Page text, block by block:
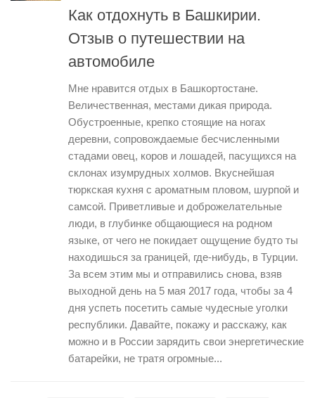
Как отдохнуть в Башкирии.
Отзыв о путешествии на
автомобиле
Мне нравится отдых в Башкортостане.
Величественная, местами дикая природа.
Обустроенные, крепко стоящие на ногах
деревни, сопровождаемые бесчисленными
стадами овец, коров и лошадей, пасущихся на
склонах изумрудных холмов. Вкуснейшая
тюркская кухня с ароматным пловом, шурпой и
самсой. Приветливые и доброжелательные
люди, в глубинке общающиеся на родном
языке, от чего не покидает ощущение будто ты
находишься за границей, где-нибудь, в Турции.
За всем этим мы и отправились снова, взяв
выходной день на 5 мая 2017 года, чтобы за 4
дня успеть посетить самые чудесные уголки
республики. Давайте, покажу и расскажу, как
можно и в России зарядить свои энергетические
батарейки, не тратя огромные...